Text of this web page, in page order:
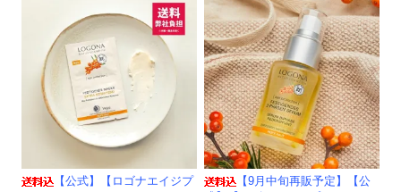
【公式】【ロゴナエイジプ
【9月中旬再販予定】【公